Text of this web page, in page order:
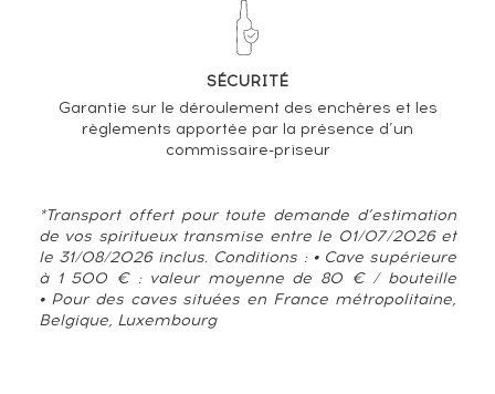
TENDANCE ACTUELLE DE LA COTE
SÉCURITÉ
Garantie sur le déroulement des enchères et les
règlements apportée par la présence d’un
commissaire-priseur
*Transport offert pour toute demande d’estimation
de vos spiritueux transmise entre le 01/07/2026 et
le 31/08/2026 inclus. Conditions : • Cave supérieure
à 1 500 € : valeur moyenne de 80 € / bouteille
• Pour des caves situées en France métropolitaine,
Belgique, Luxembourg